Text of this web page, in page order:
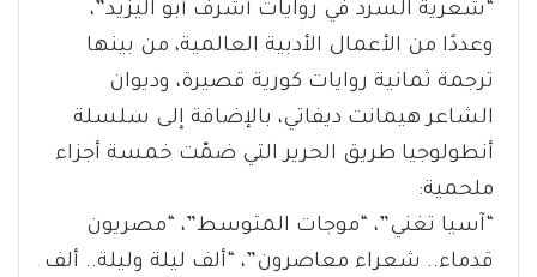
“شعرية السرد في روايات أشرف أبو اليزيد”،
وعددًا من الأعمال الأدبية العالمية، من بينها
ترجمة ثمانية روايات كورية قصيرة، وديوان
الشاعر هيمانت ديفاتي، بالإضافة إلى سلسلة
أنطولوجيا طريق الحرير التي ضمّت خمسة أجزاء
ملحمية:
“آسيا تغني”، “موجات المتوسط”، “مصريون
قدماء.. شعراء معاصرون”، “ألف ليلة وليلة.. ألف